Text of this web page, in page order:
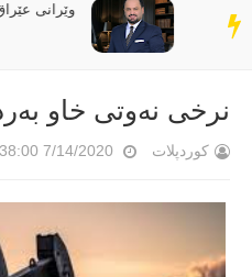
سەر
دێڕ
وێرانی عێراق لە
نرخی نەوتی خاو
کوردپلات 7/14/2020 01:38:00 م